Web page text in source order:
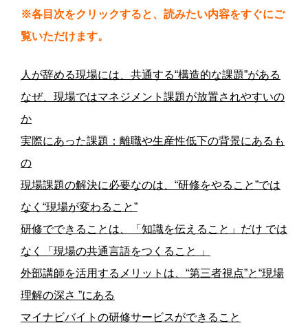
※各目次をクリックすると、読みたい内容をすぐにご
覧いただけます。
人が辞める現場には、共通する“構造的な課題”がある
なぜ、現場ではマネジメント課題が放置されやすいの
か
実際にあった課題：離職や生産性低下の背景にあるも
の
現場課題の解決に必要なのは、“研修をやること”では
なく“現場が変わること”
研修でできることは、「知識を伝えること」だけ では
なく「現場の共通言語をつくること 」
外部講師を活用するメリットは、“第三者視点”と“現場
理解の深さ ”にある
マイナビバイトの研修サービスができること